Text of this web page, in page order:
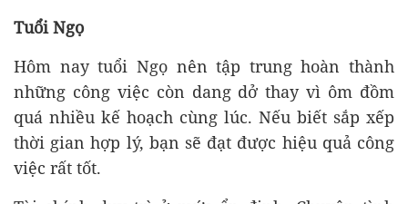
Tuổi Ngọ
Hôm nay tuổi Ngọ nên tập trung hoàn thành
những công việc còn dang dở thay vì ôm đồm
quá nhiều kế hoạch cùng lúc. Nếu biết sắp xếp
thời gian hợp lý, bạn sẽ đạt được hiệu quả công
việc rất tốt.